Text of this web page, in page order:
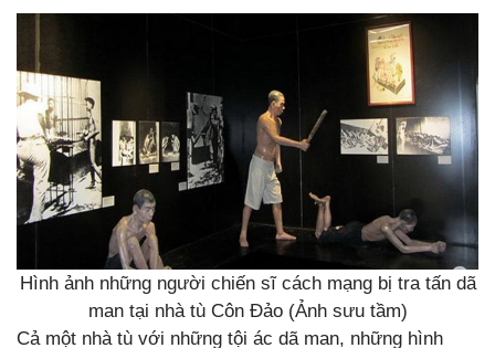
Hình ảnh những người chiến sĩ cách mạng bị tra tấn dã
man tại nhà tù Côn Đảo (Ảnh sưu tầm)
Cả một nhà tù với những tội ác dã man, những hình